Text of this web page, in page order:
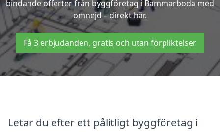
bindande offerter från byggföretag i Bammarboda med
omnejd – direkt här.
Få 3 erbjudanden, gratis och utan förpliktelser
Letar du efter ett pålitligt byggföretag i